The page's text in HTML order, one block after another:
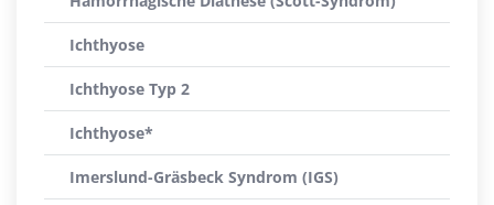
Ichthyose
Ichthyose Typ 2
Ichthyose*
Imerslund-Gräsbeck Syndrom (IGS)